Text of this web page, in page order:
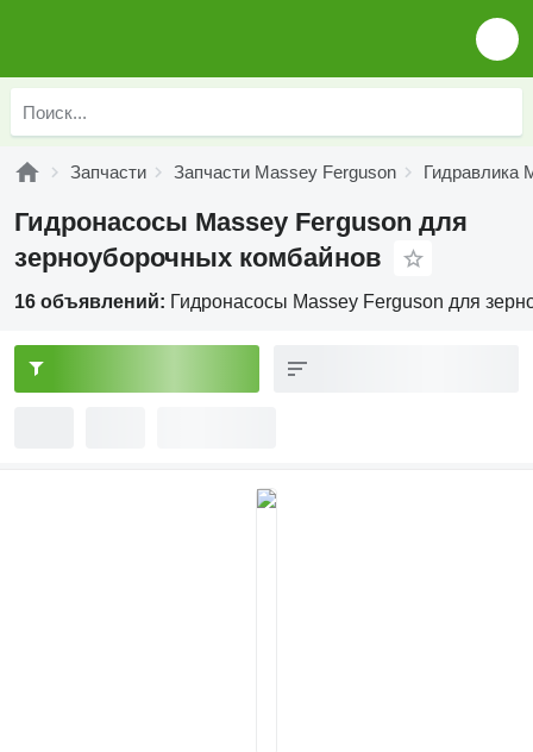
Запчасти Запчасти Massey Ferguson Гидравлика
Гидронасосы Massey Ferguson для
зерноуборочных комбайнов
16 объявлений: Гидронасосы Massey Ferguson для